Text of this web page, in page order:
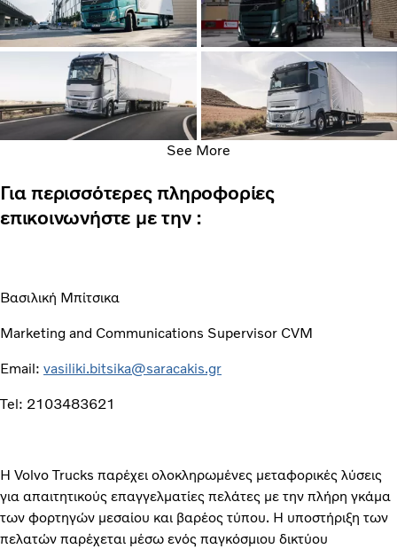
See More
Για περισσότερες πληροφορίες
επικοινωνήστε με την :
Βασιλική Μπίτσικα
Marketing and Communications Supervisor CVM
Email: vasiliki.bitsika@saracakis.gr
Tel: 2103483621
Η Volvo Trucks παρέχει ολοκληρωμένες μεταφορικές λύσεις
για απαιτητικούς επαγγελματίες πελάτες με την πλήρη γκάμα
των φορτηγών μεσαίου και βαρέος τύπου. Η υποστήριξη των
πελατών παρέχεται μέσω ενός παγκόσμιου δικτύου